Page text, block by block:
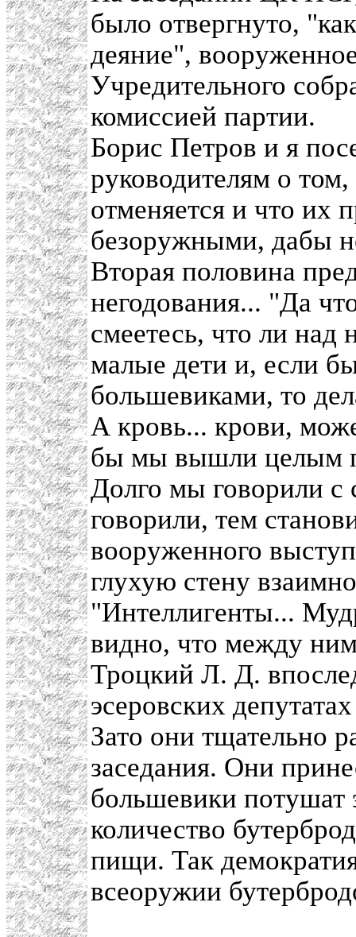
было отвергнуто,
деяние",
Учредительного
комиссией партии.
Борис Петров и я
руководителям о
отменяется и что их
безоружными, дабы
Вторая половина
негодования... "Да
смеетесь, что ли
малые дети и, если
большевиками, то
А кровь... крови,
бы мы вышли целым
Долго мы говорили
говорили, тем
вооруженного
глухую стену
"Интеллигенты...
видно, что между
Троцкий Л. Д.
эсеровских
Зато они тщательно
заседания. Они
большевики потушат
количество
пищи. Так
всеоружии